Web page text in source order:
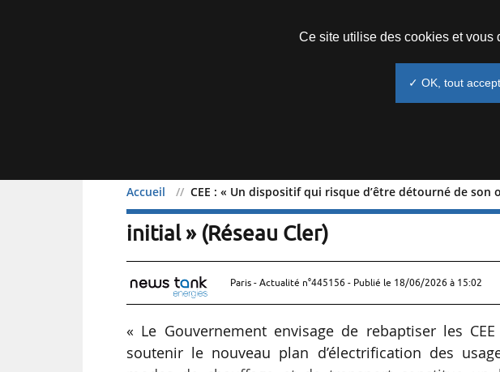
Accueil CEE : « Un dispositif qui risque d’être détourné de son
CEE : « Un dispositif qui risque d’être
initial » (Réseau Cler)
Paris - Actualité n°445156 - Publié le 18/06/2026 à 15:02
« Le Gouvernement envisage de rebaptiser les
soutenir le nouveau plan d’électrification des
Ce site utilise des cookies et vous
✓ OK, tout